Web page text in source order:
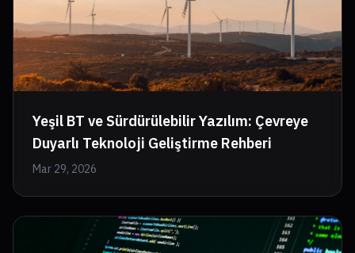
Yeşil BT ve Sürdürülebilir Yazılım: Çevreye
Duyarlı Teknoloji Geliştirme Rehberi
Mar 29, 2026